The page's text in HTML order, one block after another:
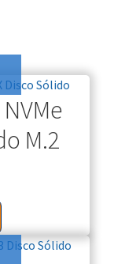
M.2